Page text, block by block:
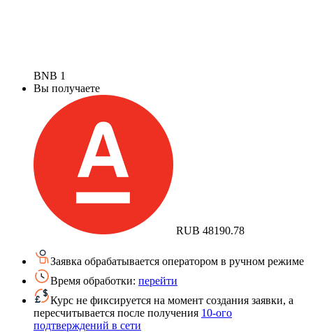
BNB 1
Вы получаете
RUB 48190.78
Заявка обрабатывается оператором в ручном режиме
Время обработки: перейти
Курс не фиксируется на момент создания заявки, а
пересчитывается после получения 10-ого
подтверждений в сети